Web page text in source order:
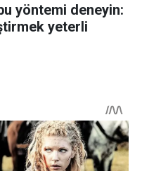
yöntemi deneyin:
yeterli